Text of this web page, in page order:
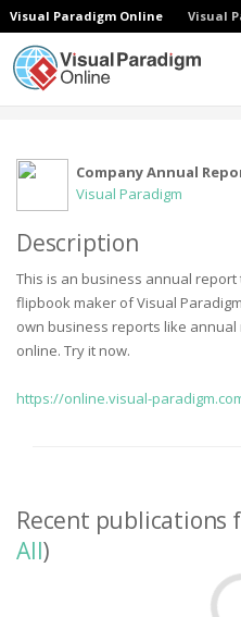
Visual Paradigm Online Visual
Company Annual
Visual Paradigm
Description
This is an business annual
flipbook maker of Visual
own business reports like
online. Try it now.
https://online.visual-
Recent publications
All)